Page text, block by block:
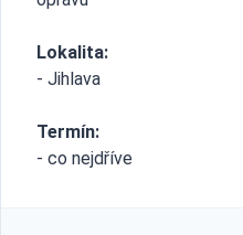
Lokalita:
- Jihlava
Termín:
- co nejdříve